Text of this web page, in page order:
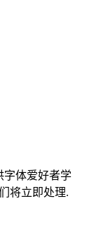
字体爱好者学
将立即处理.